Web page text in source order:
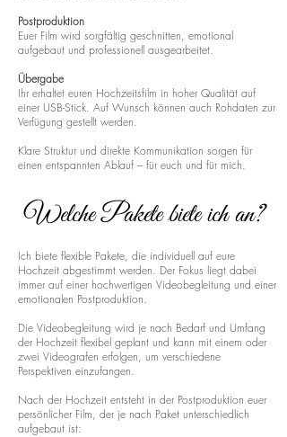
Postproduktion
Euer Film wird sorgfältig geschnitten, emotional
aufgebaut und professionell ausgearbeitet.
Übergabe
Ihr erhaltet euren Hochzeitsfilm in hoher Qualität auf
einer USB-Stick. Auf Wunsch können auch Rohdaten zur
Verfügung gestellt werden.
Klare Struktur und direkte Kommunikation sorgen für
einen entspannten Ablauf – für euch und für mich.
Welche Pakete biete ich an?
Ich biete flexible Pakete, die individuell auf eure
Hochzeit abgestimmt werden. Der Fokus liegt dabei
immer auf einer hochwertigen Videobegleitung und einer
emotionalen Postproduktion.
Die Videobegleitung wird je nach Bedarf und Umfang
der Hochzeit flexibel geplant und kann mit einem oder
zwei Videografen erfolgen, um verschiedene
Perspektiven einzufangen.
Nach der Hochzeit entsteht in der Postproduktion euer
persönlicher Film, der je nach Paket unterschiedlich
aufgebaut ist: